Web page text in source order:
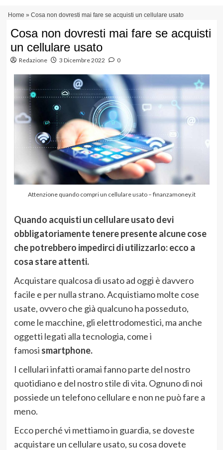
contenuto
Home » Cosa non dovresti mai fare se acquisti un cellulare usato
Cosa non dovresti mai fare se acquisti
un cellulare usato
Redazione 3 Dicembre 2022 0
Attenzione quando compri un cellulare usato – finanzamoney.it
Quando acquisti un cellulare usato devi
obbligatoriamente tenere presente alcune cose
che potrebbero impedirci di utilizzarlo: ecco a
cosa stare attenti.
Acquistare qualcosa di usato ad oggi è davvero
facile e per nulla strano. Acquistiamo molte cose
usate, ovvero che già qualcuno ha posseduto,
come le macchine, gli elettrodomestici, ma anche
oggetti legati alla tecnologia, come i
famosi smartphone.
I cellulari infatti oramai fanno parte del nostro
quotidiano e del nostro stile di vita. Ognuno di noi
possiede un telefono cellulare e non ne può fare a
meno.
Ecco perché vi mettiamo in guardia, se doveste
acquistare un cellulare usato, su cosa dovete